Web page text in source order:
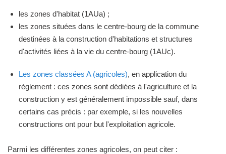
les zones d'habitat (1AUa) ;
les zones situées dans le centre-bourg de la commune
destinées à la construction d'habitations et structures
d'activités liées à la vie du centre-bourg (1AUc).
Les zones classées A (agricoles), en application du
règlement : ces zones sont dédiées à l'agriculture et la
construction y est généralement impossible sauf, dans
certains cas précis : par exemple, si les nouvelles
constructions ont pour but l'exploitation agricole.
Parmi les différentes zones agricoles, on peut citer :